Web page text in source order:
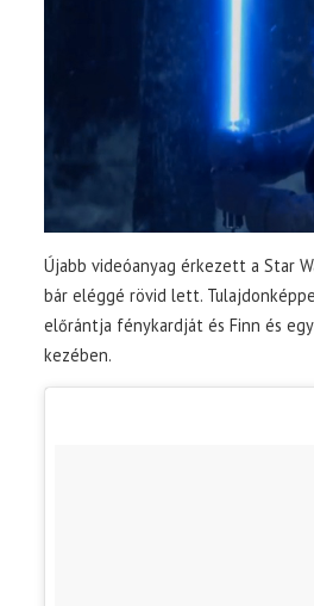
Újabb videóanyag érkezett a Star
bár eléggé rövid lett.
előrántja fénykardját és Finn és
kezében.